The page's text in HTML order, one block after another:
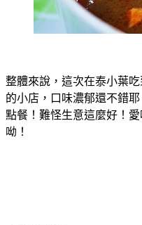
整體來說，這次在泰小葉
的小店，口味濃郁還不錯
點餐！難怪生意這麼好！
呦！